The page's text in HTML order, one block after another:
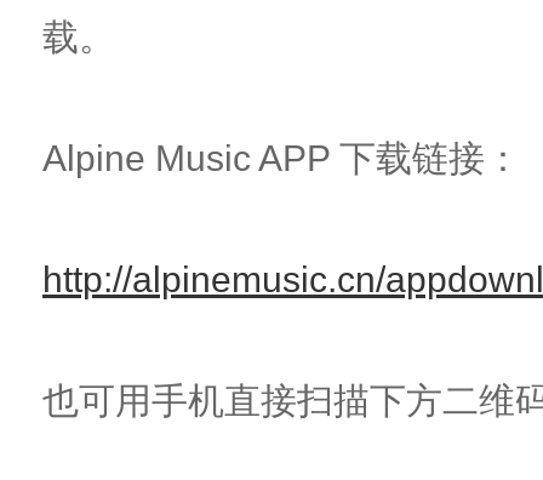
载。
Alpine Music APP 下载链接：
http://alpinemusic.cn/
也可用手机直接扫描下方二维